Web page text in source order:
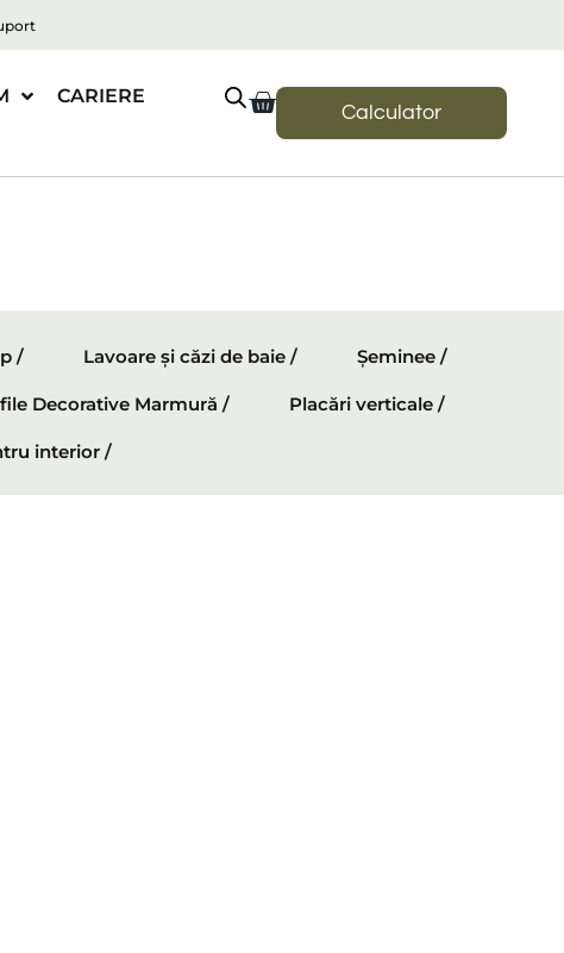
CARIERE
Calculator
/ Lavoare și căzi de baie / Șeminee /
Decorative Marmură / Placări verticale /
interior /